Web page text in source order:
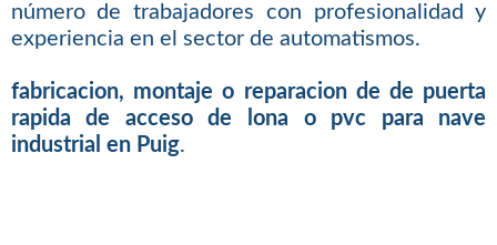
número de trabajadores con profesionalidad y
experiencia en el sector de automatismos.
fabricacion, montaje o reparacion de de puerta
rapida de acceso de lona o pvc para nave
industrial en Puig.